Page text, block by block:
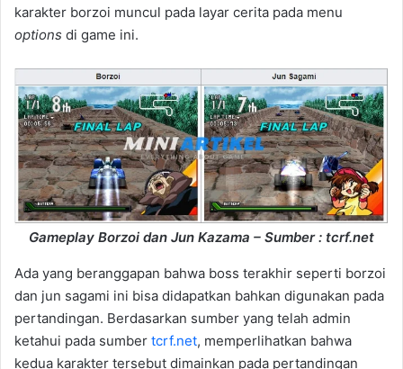
karakter borzoi muncul pada layar cerita pada menu
options di game ini.
Gameplay Borzoi dan Jun Kazama – Sumber : tcrf.net
Ada yang beranggapan bahwa boss terakhir seperti borzoi
dan jun sagami ini bisa didapatkan bahkan digunakan pada
pertandingan. Berdasarkan sumber yang telah admin
ketahui pada sumber tcrf.net, memperlihatkan bahwa
kedua karakter tersebut dimainkan pada pertandingan